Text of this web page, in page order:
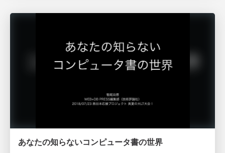
あなたの知らないコンピュータ書の世界